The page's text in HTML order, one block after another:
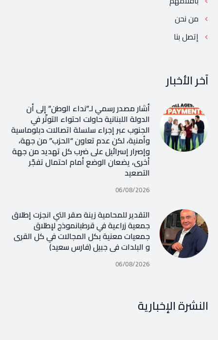
من نحن
إتصل بنا
آخر الأخبار
أشار مصدر رسمي لـ”نداء الوطن” إلى أن
الدولة اللبنانية حاولت احتواء التوتّر في
الجنوب عبر إجراء سلسلة اتصالات دبلوماسية
وأمنية، لكن عدم تعاون “الحزب” من جهة،
وإصرار إسرائيل على ضرب كل تهديد من جهة
أخرى، يضعان الوضع أمام احتمال تفجّر
التصعيد
06/08/2026
التقدير للمحامية زينة صقر التي انجزت إطلاق
جمعية زراعية في قرطبانموذج لإطلاق
جمعيات معنية بكل المجالات في كل القرى
و البلدات في جبيل (فارس سعيد)
06/08/2026
النشرة الإخبارية